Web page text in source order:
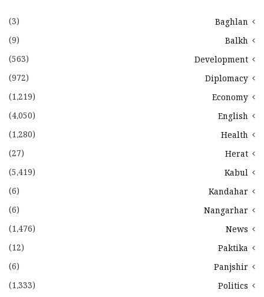
Baghlan
(3)
Balkh
(9)
Development
(563)
Diplomacy
(972)
Economy
(1،219)
English
(4،050)
Health
(1،280)
Herat
(27)
Kabul
(5،419)
Kandahar
(6)
Nangarhar
(6)
News
(1،476)
Paktika
(12)
Panjshir
(6)
Politics
(1،333)